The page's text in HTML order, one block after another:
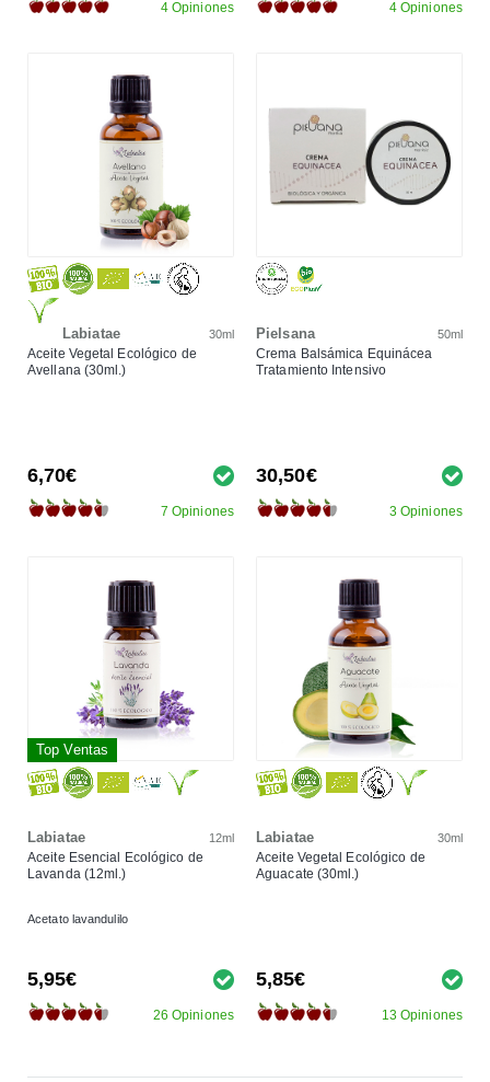
4 Opiniones 4 Opiniones
Labiatae 30ml
Aceite Vegetal Ecológico de
Avellana (30ml.)
6,70€
7 Opiniones
Pielsana 50ml
Crema Balsámica Equinácea
Tratamiento Intensivo
30,50€
3 Opiniones
Top Ventas
Labiatae 12ml
Aceite Esencial Ecológico de
Lavanda (12ml.)
Acetato lavandulilo
5,95€
26 Opiniones
Labiatae 30ml
Aceite Vegetal Ecológico de
Aguacate (30ml.)
5,85€
13 Opiniones